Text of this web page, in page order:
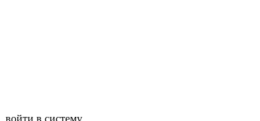
войти в систему